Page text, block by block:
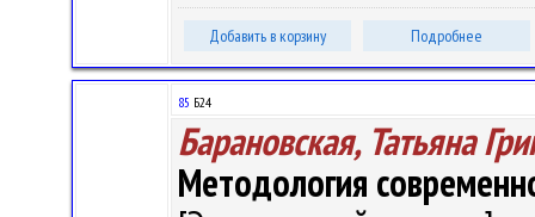
Добавить в корзину Подробнее
85 Б24
Барановская, Татьяна
Методология